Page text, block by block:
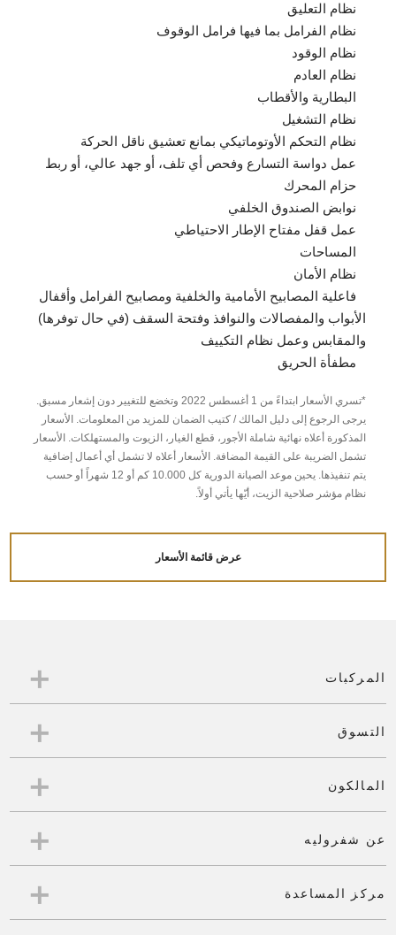
نظام التعليق
نظام الفرامل بما فيها فرامل الوقوف
نظام الوقود
نظام العادم
البطارية والأقطاب
نظام التشغيل
نظام التحكم الأوتوماتيكي بمانع تعشيق ناقل الحركة
عمل دواسة التسارع وفحص أي تلف، أو جهد عالي، أو ربط
حزام المحرك
نوابض الصندوق الخلفي
عمل قفل مفتاح الإطار الاحتياطي
المساحات
نظام الأمان
فاعلية المصابيح الأمامية والخلفية ومصابيح الفرامل وأقفال
الأبواب والمفصالات والنوافذ وفتحة السقف (في حال توفرها)
والمقابس وعمل نظام التكييف
مطفأة الحريق
*تسري الأسعار ابتداءً من 1 أغسطس 2022 وتخضع للتغيير دون إشعار مسبق.
يرجى الرجوع إلى دليل المالك / كتيب الضمان للمزيد من المعلومات. الأسعار
المذكورة أعلاه نهائية شاملة الأجور، قطع الغيار، الزيوت والمستهلكات. الأسعار
تشمل الضريبة على القيمة المضافة. الأسعار أعلاه لا تشمل أي أعمال إضافية
يتم تنفيذها. يحين موعد الصيانة الدورية كل 10.000 كم أو 12 شهراً أو حسب
نظام مؤشر صلاحية الزيت، أيّها يأتي أولاً.
عرض قائمة الأسعار